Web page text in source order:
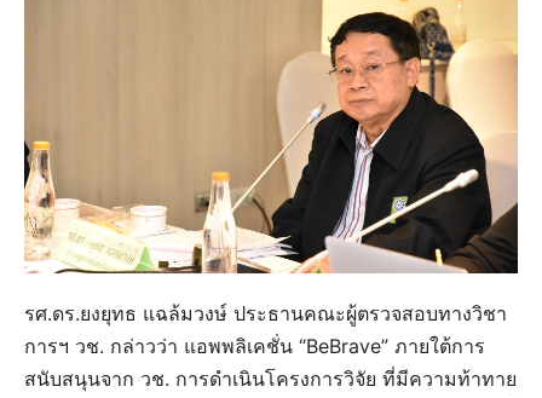
รศ.ดร.ยงยุทธ แฉล้มวงษ์ ประธานคณะผู้ตรวจสอบทางวิชา
การฯ วช. กล่าวว่า แอพพลิเคชั่น “BeBrave” ภายใต้การ
สนับสนุนจาก วช. การดำเนินโครงการวิจัย ที่มีความท้าทาย